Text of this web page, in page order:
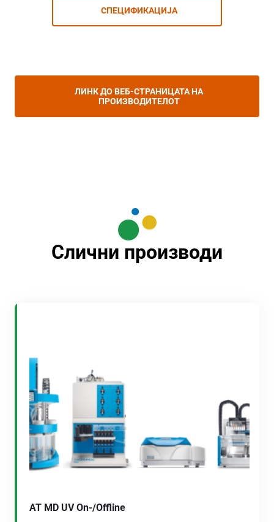
СПЕЦИФИКАЦИЈА
ЛИНК ДО ВЕБ-СТРАНИЦАТА НА
ПРОИЗВОДИТЕЛОТ
Слични производи
AT MD UV On-/Offline